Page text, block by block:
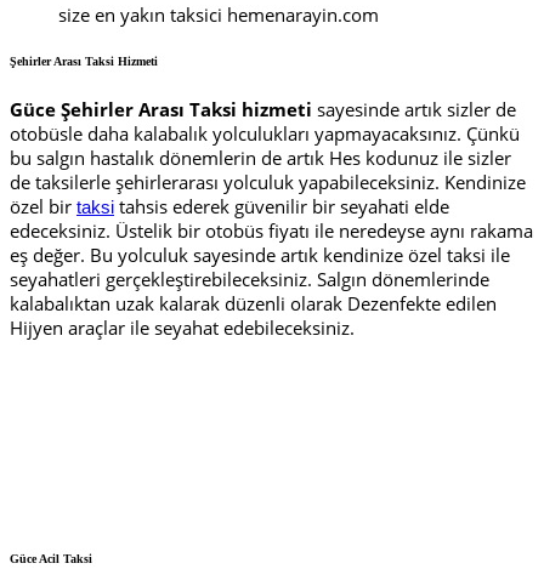
size en yakın taksici hemenarayin.com
Şehirler Arası Taksi Hizmeti
Güce Şehirler Arası Taksi hizmeti sayesinde artık sizler de
otobüsle daha kalabalık yolculukları yapmayacaksınız. Çünkü
bu salgın hastalık dönemlerin de artık Hes kodunuz ile sizler
de taksilerle şehirlerarası yolculuk yapabileceksiniz. Kendinize
özel bir taksi tahsis ederek güvenilir bir seyahati elde
edeceksiniz. Üstelik bir otobüs fiyatı ile neredeyse aynı rakama
eş değer. Bu yolculuk sayesinde artık kendinize özel taksi ile
seyahatleri gerçekleştirebileceksiniz. Salgın dönemlerinde
kalabalıktan uzak kalarak düzenli olarak Dezenfekte edilen
Hijyen araçlar ile seyahat edebileceksiniz.
Güce Acil Taksi